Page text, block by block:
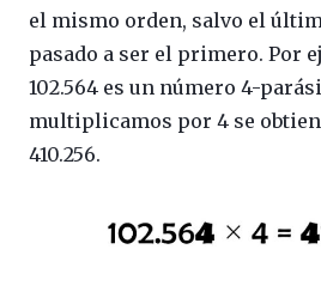
el mismo orden, salvo el
pasado a ser el primero. Por
102.564 es un número 4-
multiplicamos por 4 se
410.256.